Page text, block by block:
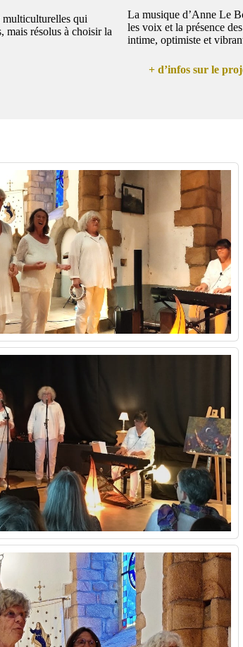
multiculturelles qui
mais résolus à choisir la
La musique d’Anne Le
les voix et la présence
intime, optimiste et
+ d’infos sur le